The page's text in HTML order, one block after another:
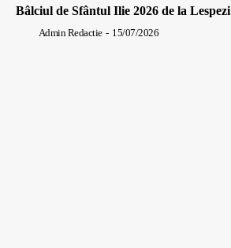
Bâlciul de Sfântul Ilie 2026 de la Lespezi
Admin Redactie - 15/07/2026